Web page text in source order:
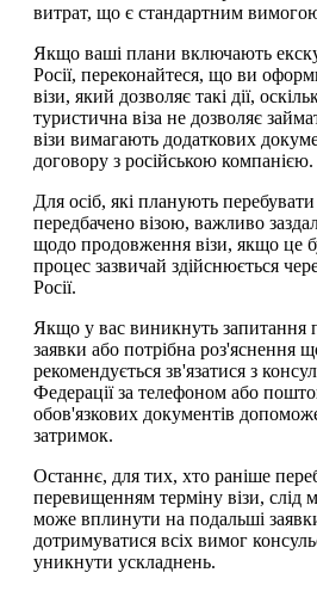
витрат, що є стандартним
Якщо ваші плани включають
Росії, переконайтеся, що ви
візи, який дозволяє такі дії,
туристична віза не дозволяє
візи вимагають додаткових
договору з російською компанією.
Для осіб, які планують
передбачено візою, важливо
щодо продовження візи, якщо це
процес зазвичай здійснюється
Росії.
Якщо у вас виникнуть запитання
заявки або потрібна роз'яснення
рекомендується зв'язатися з
Федерації за телефоном або
обов'язкових документів
затримок.
Останнє, для тих, хто раніше
перевищенням терміну візи, слід
може вплинути на подальші
дотримуватися всіх вимог
уникнути ускладнень.